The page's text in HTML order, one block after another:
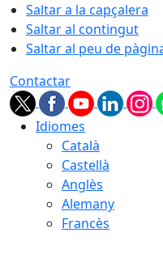
Saltar a la capçalera
Saltar al contingut
Saltar al peu de
Contactar
Idiomes
Català
Castellà
Anglès
Alemany
Francès